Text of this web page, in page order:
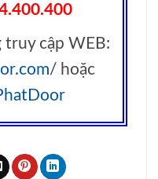
truy cập WEB:
/ hoặc